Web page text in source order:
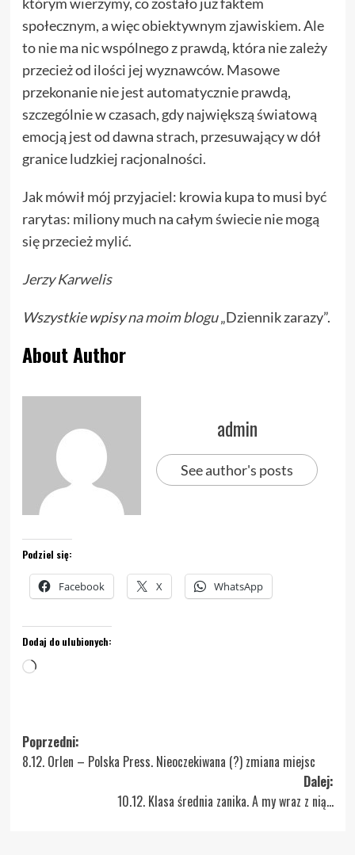
społecznym, a więc obiektywnym zjawiskiem. Ale
to nie ma nic wspólnego z prawdą, która nie zależy
przecież od ilości jej wyznawców. Masowe
przekonanie nie jest automatycznie prawdą,
szczególnie w czasach, gdy największą światową
emocją jest od dawna strach, przesuwający w dół
granice ludzkiej racjonalności.
Jak mówił mój przyjaciel: krowia kupa to musi być
rarytas: miliony much na całym świecie nie mogą
się przecież mylić.
Jerzy Karwelis
Wszystkie wpisyna moim blogu„Dziennik zarazy”.
About Author
admin
See author's posts
Podziel się:
Facebook X WhatsApp
Dodaj do ulubionych:
Wczytywanie…
Zobacz
wpisy
Poprzedni:
8.12. Orlen – Polska Press. Nieoczekiwana (?) zmiana miejsc
Dalej:
10.12. Klasa średnia zanika. A my wraz z nią…